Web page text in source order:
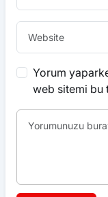
Yorum
web sitemi bu